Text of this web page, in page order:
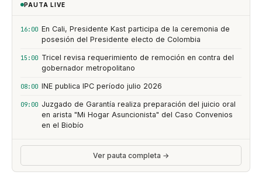
PAUTA LIVE
16:00 En Cali, Presidente Kast participa de la ceremonia de
posesión del Presidente electo de Colombia
15:00 Tricel revisa requerimiento de remoción en contra del
gobernador metropolitano
08:00 INE publica IPC período julio 2026
09:00 Juzgado de Garantía realiza preparación del juicio oral
en arista "Mi Hogar Asuncionista" del Caso Convenios
en el Biobío
Ver pauta completa →